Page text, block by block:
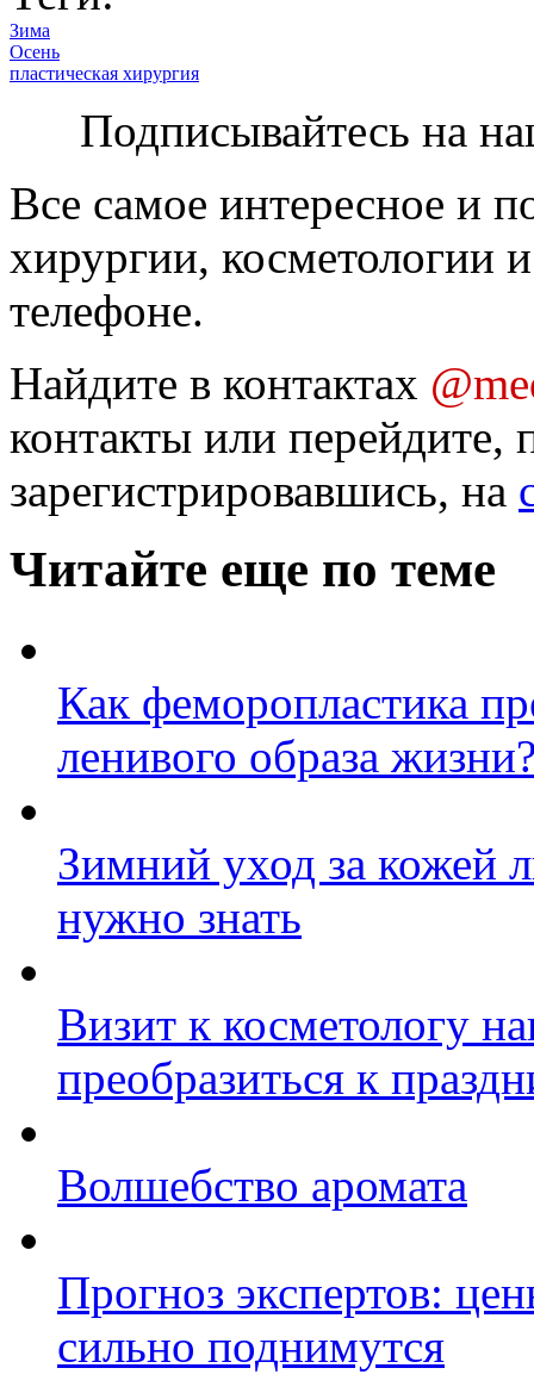
Зима
Осень
пластическая хирургия
Подписывайтесь на
Все самое интересное и
хирургии, косметологии
телефоне.
Найдите в контактах
контакты или перейдите,
зарегистрировавшись, на
Читайте еще по теме
Как феморопластика
ленивого образа
Зимний уход за кожей
нужно знать
Визит к косметологу
преобразиться к
Волшебство аромата
Прогноз экспертов:
сильно поднимутся